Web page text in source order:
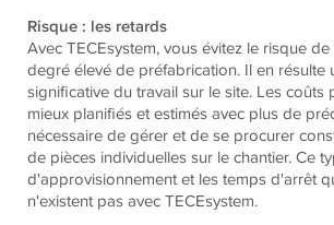
Risque : les retards
Avec TECEsystem, vous évitez le risque
degré élevé de préfabrication. Il en résulte
significative du travail sur le site. Les coûts
mieux planifiés et estimés avec plus de
nécessaire de gérer et de se procurer
de pièces individuelles sur le chantier. Ce
d'approvisionnement et les temps d'arrêt
n'existent pas avec TECEsystem.